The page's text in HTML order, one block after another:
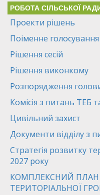
РОБОТА СІЛЬСЬКОЇ
Проекти рішень
Поіменне голосування
Рішення сесій
Рішення виконкому
Розпорядження
Комісія з питань ТЕБ
Цивільний захист
Документи відділу з
Стратегія розвитку
2027 року
КОМПЛЕКСНИЙ ПЛАН
ТЕРИТОРІАЛЬНОЇ